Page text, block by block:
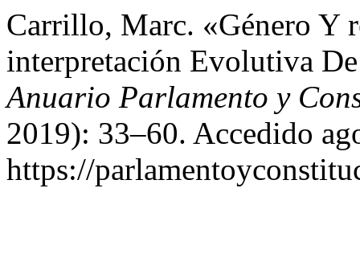
Carrillo, Marc. «Género Y
interpretación Evolutiva
Anuario Parlamento y
2019): 33–60. Accedido
https://